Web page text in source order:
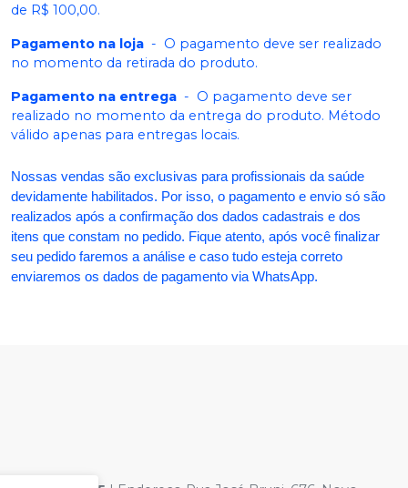
de R$ 100,00.
Pagamento na loja - O pagamento deve ser realizado
no momento da retirada do produto.
Pagamento na entrega - O pagamento deve ser
realizado no momento da entrega do produto. Método
válido apenas para entregas locais.
Nossas vendas são exclusivas para profissionais da saúde
devidamente habilitados. Por isso, o pagamento e envio só são
realizados após a confirmação dos dados cadastrais e dos
itens que constam no pedido. Fique atento, após você finalizar
seu pedido faremos a análise e caso tudo esteja correto
enviaremos os dados de pagamento via WhatsApp.